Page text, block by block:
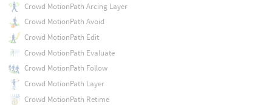
Crowd MotionPath Arcing Layer
Crowd MotionPath Avoid
Crowd MotionPath Edit
Crowd MotionPath Evaluate
Crowd MotionPath Follow
Crowd MotionPath Layer
Crowd MotionPath Retime